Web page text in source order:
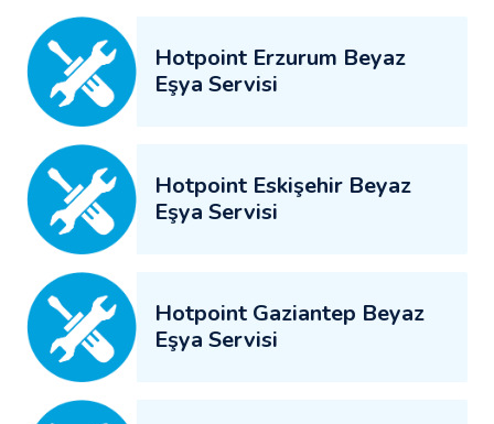
Hotpoint Erzurum Beyaz
Eşya Servisi
Hotpoint Eskişehir Beyaz
Eşya Servisi
Hotpoint Gaziantep Beyaz
Eşya Servisi